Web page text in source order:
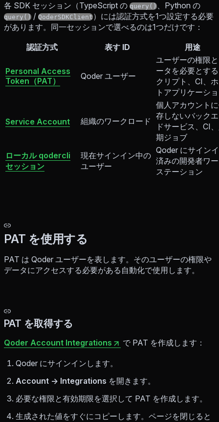
各 SDK セッション（TypeScript の query()、Python の
query() / QoderSDKClient）には認証方式を1つ設定する必要
があります。同一セッションで選べるのは1つだけです：
認証方式 表す ID 用途
Personal Access
Token（PAT）
Qoder ユーザー
ユーザーの権限
ータを必要とす
クリプト、CI、
トアプリケーシ
Service Account 組織のワークロード
個人アカウント
存しないバック
ドサービス、CI
期ジョブ
ローカル qodercli
セッション
現在サインイン中の
ユーザー
Qoder にサイン
済みの開発者ワ
ステーション
PAT を使用する
PAT は Qoder ユーザーを表します。そのユーザーの権限や
データにアクセスする必要がある自動化で使用します。
PAT を取得する
Qoder Account Integrations で PAT を作成します：
Qoder にサインインします。
Account → Integrations を開きます。
必要な権限と有効期限を選択して PAT を作成します。
生成された値をすぐにコピーします。ページを閉じると